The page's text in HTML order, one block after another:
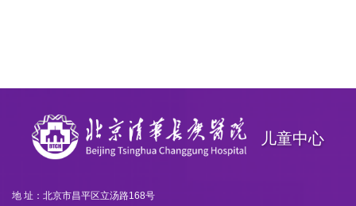
儿童中心
地 址：北京市昌平区立汤路168号